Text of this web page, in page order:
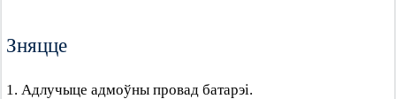
Зняцце
1. Адлучыце адмоўны провад батарэі.